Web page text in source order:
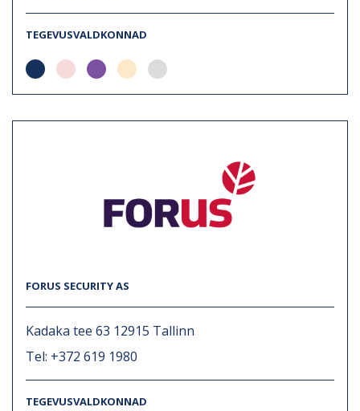
TEGEVUSVALDKONNAD
FORUS SECURITY AS
Kadaka tee 63 12915 Tallinn
Tel: +372 619 1980
TEGEVUSVALDKONNAD